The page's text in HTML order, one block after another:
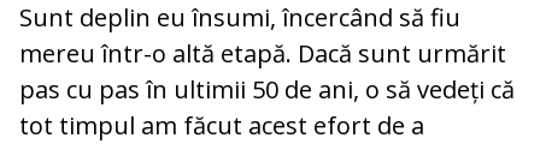
Sunt deplin eu însumi, încercând să fiu
mereu într-o altă etapă. Dacă sunt urmărit
pas cu pas în ultimii 50 de ani, o să vedeți că
tot timpul am făcut acest efort de a